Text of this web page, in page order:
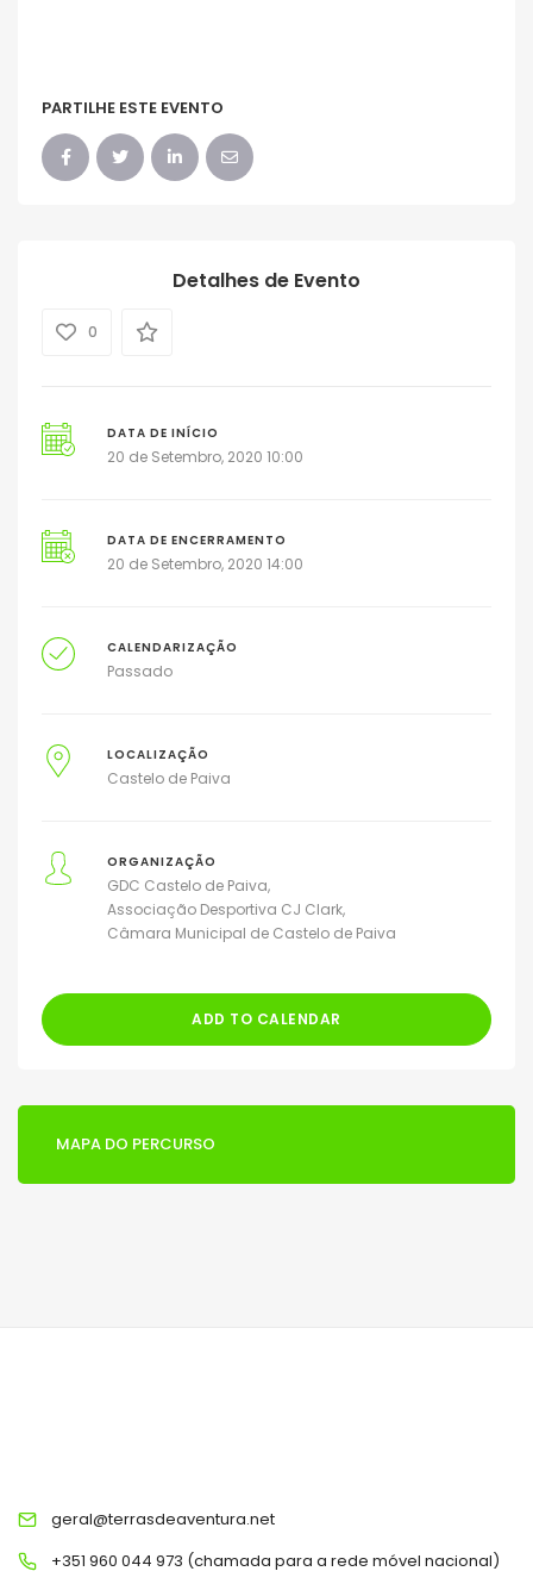
PARTILHE ESTE EVENTO
Detalhes de Evento
0
DATA DE INÍCIO
20 de Setembro, 2020 10:00
DATA DE ENCERRAMENTO
20 de Setembro, 2020 14:00
CALENDARIZAÇÃO
Passado
LOCALIZAÇÃO
Castelo de Paiva
ORGANIZAÇÃO
GDC Castelo de Paiva
Associação Desportiva CJ Clark
Câmara Municipal de Castelo de Paiva
ADD TO CALENDAR
MAPA DO PERCURSO
geral@terrasdeaventura.net
+351 960 044 973 (chamada para a rede móvel nacional)